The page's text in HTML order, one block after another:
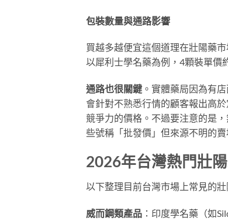
包裝數量與通路影響
買越多越便宜這個道理在壯陽藥
以犀利士學名藥為例，4顆裝單價
通路也很關鍵 。實體藥局因為有
會針對不熟悉行情的顧客報出高
競爭力的價格。不過要注意的是
些號稱「批發價」但來源不明的賣
2026年台灣熱門壯
以下整理目前台灣市場上常見的
威而鋼類產品 ：印度學名藥（如